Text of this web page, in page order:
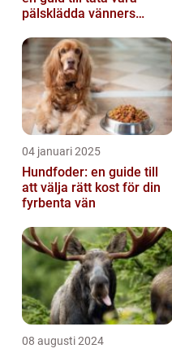
pälsklädda vänners
04 januari 2025
Hundfoder: en guide till
att välja rätt kost för din
fyrbenta vän
08 augusti 2024